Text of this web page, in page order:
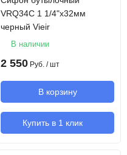
VRQ34C 1 1/4"х32мм
черный Vieir
В наличии
2 550 Руб. / шт
В корзину
Купить в 1 клик